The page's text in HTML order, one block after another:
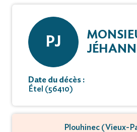
PJ
Date du décès :
Étel (56410)
Plouhinec (Vieux-